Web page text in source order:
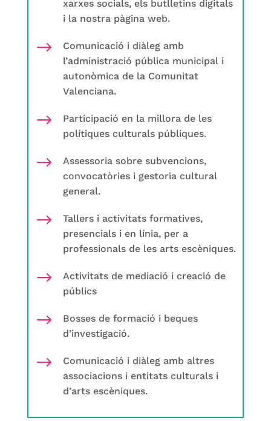
xarxes socials, els butlletins digitals
i la nostra pàgina web.
$
Comunicació i diàleg amb
l’administració pública municipal i
autonòmica de la Comunitat
Valenciana.
$
Participació en la millora de les
polítiques culturals públiques.
$
Assessoria sobre subvencions,
convocatòries i gestoria cultural
general.
$
Tallers i activitats formatives,
presencials i en línia, per a
professionals de les arts escèniques.
$
Activitats de mediació i creació de
públics
$
Bosses de formació i beques
d’investigació.
$
Comunicació i diàleg amb altres
associacions i entitats culturals i
d’arts escèniques.